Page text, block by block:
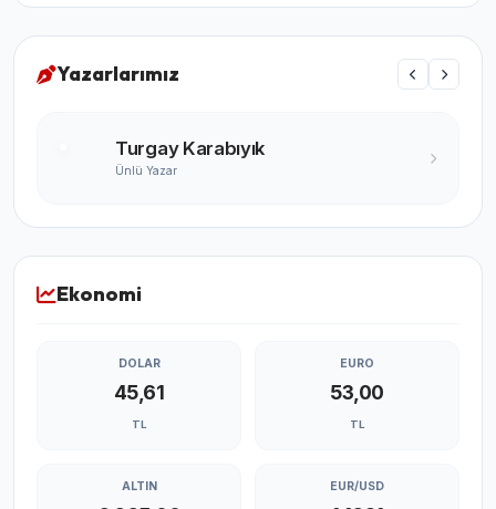
Yazarlarımız
Turgay Karabıyık
Ünlü Yazar
Ekonomi
DOLAR
45,61
TL
EURO
53,00
TL
ALTIN EUR/USD